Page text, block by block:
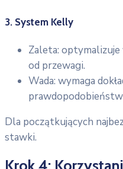
3. System Kelly
Zaleta:
od przewagi.
Wada: wymaga
Dla początkujących
stawki.